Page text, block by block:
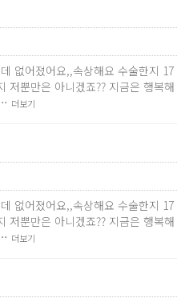
없어졌어요,,속상해요 수술한지 17
저뿐만은 아니겠죠?? 지금은 행복해
더보기
없어졌어요,,속상해요 수술한지 17
저뿐만은 아니겠죠?? 지금은 행복해
더보기